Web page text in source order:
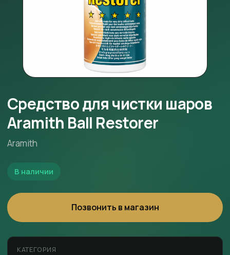
Средство для чистки шаров
Aramith Ball Restorer
Aramith
В наличии
Позвонить в магазин
КАТЕГОРИЯ